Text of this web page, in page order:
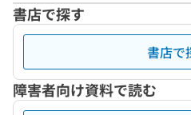
書店で探す
書店で
障害者向け資料で読む